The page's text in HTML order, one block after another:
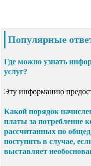
Популярные
Где можно узнать
услуг?
Эту информацию
Какой порядок
платы за потребление
рассчитанных по
поступить в случае,
выставляет